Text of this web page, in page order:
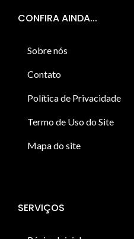
CONFIRA AINDA...
Sobre nós
Contato
Política de Privacidade
Termo de Uso do Site
Mapa do site
SERVIÇOS